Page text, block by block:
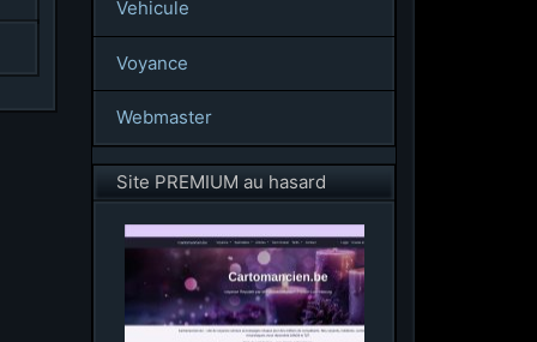
Vehicule
Voyance
Webmaster
Site PREMIUM au hasard